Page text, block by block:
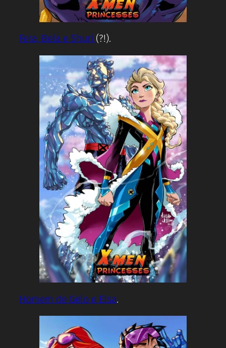
Fera, Bela e Shuri (?!).
Homem de Gelo e Elsa.